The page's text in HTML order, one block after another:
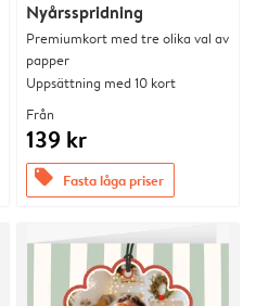
Nyårsspridning
Premiumkort med tre olika val av
papper
Uppsättning med 10 kort
Från
139 kr
offers Fasta låga priser